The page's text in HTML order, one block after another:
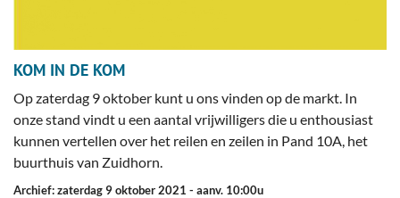
KOM IN DE KOM
Op zaterdag 9 oktober kunt u ons vinden op de markt. In
onze stand vindt u een aantal vrijwilligers die u enthousiast
kunnen vertellen over het reilen en zeilen in Pand 10A, het
buurthuis van Zuidhorn.
Archief: zaterdag 9 oktober 2021 - aanv. 10:00u